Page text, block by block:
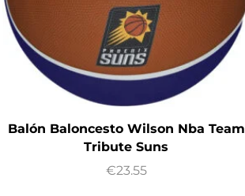
Balón Baloncesto Wilson Nba Team
Tribute Suns
€23.55